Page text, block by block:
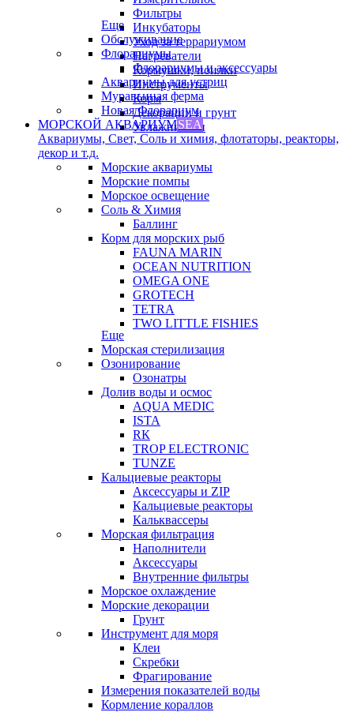
Фильтры
Инкубаторы
Уход за террариумом
Нагреватели
Кормушки, поилки
Инструменты
Корм
Декорации и грунт
Увлажнители
Еще
Обслуживание
Флорариумы
Флорариумы и аксессуары
Аквариумы для устриц
Муравьиная ферма
Новая Флорариум
МОРСКОЙ АКВАРИУМSEA
Аквариумы, Свет, Соль и химия, флотаторы, реакторы,
декор и т.д.
Морские аквариумы
Морские помпы
Морское освещение
Соль & Химия
Баллинг
Корм для морских рыб
FAUNA MARIN
OCEAN NUTRITION
OMEGA ONE
GROTECH
TETRA
TWO LITTLE FISHIES
Еще
Морская стерилизация
Озонирование
Озонатры
Долив воды и осмос
AQUA MEDIC
ISTA
RК
TROP ELECTRONIC
TUNZE
Кальциевые реакторы
Аксессуары и ZIP
Кальциевые реакторы
Кальквассеры
Морская фильтрация
Наполнители
Аксессуары
Внутренние фильтры
Морское охлаждение
Морские декорации
Грунт
Инструмент для моря
Клеи
Скребки
Фрагирование
Измерения показателей воды
Кормление кораллов